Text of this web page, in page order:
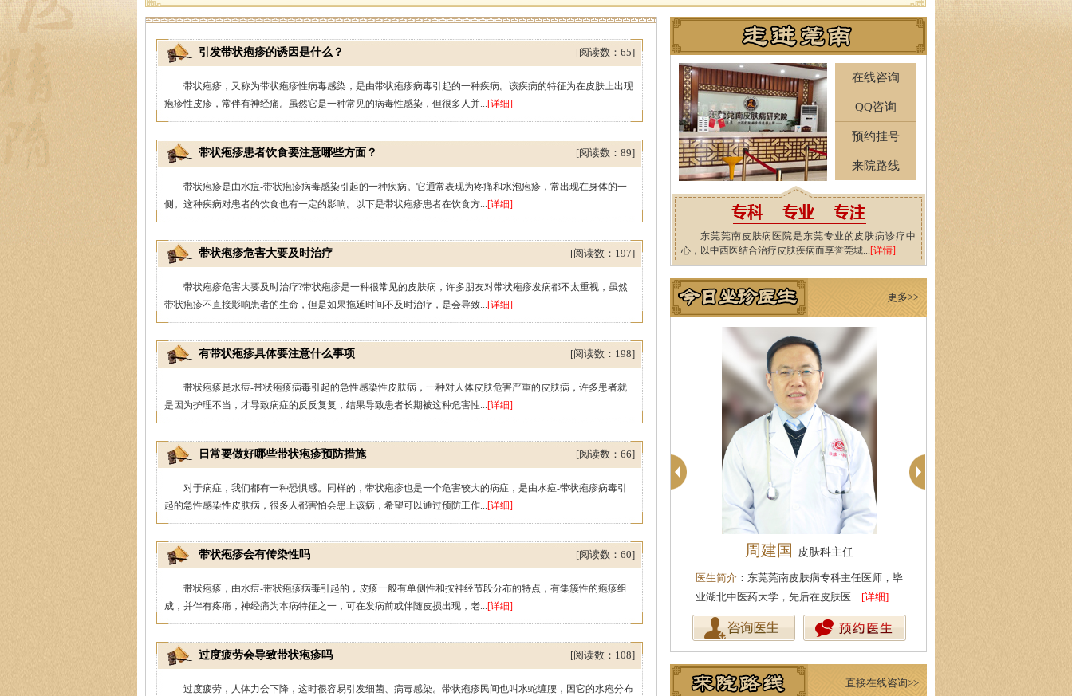
引发带状疱疹的诱因是什么？ [阅读数：65]
带状疱疹，又称为带状疱疹性病毒感染，是由带状疱疹病毒引起的一种疾病。该疾病的特征为在皮肤上出现
疱疹性皮疹，常伴有神经痛。虽然它是一种常见的病毒性感染，但很多人并...[详细]
带状疱疹患者饮食要注意哪些方面？ [阅读数：89]
带状疱疹是由水痘-带状疱疹病毒感染引起的一种疾病。它通常表现为疼痛和水泡疱疹，常出现在身体的一
侧。这种疾病对患者的饮食也有一定的影响。以下是带状疱疹患者在饮食方...[详细]
带状疱疹危害大要及时治疗 [阅读数：197]
带状疱疹危害大要及时治疗?带状疱疹是一种很常见的皮肤病，许多朋友对带状疱疹发病都不太重视，虽然
带状疱疹不直接影响患者的生命，但是如果拖延时间不及时治疗，是会导致...[详细]
有带状疱疹具体要注意什么事项 [阅读数：198]
带状疱疹是水痘-带状疱疹病毒引起的急性感染性皮肤病，一种对人体皮肤危害严重的皮肤病，许多患者就
是因为护理不当，才导致病症的反反复复，结果导致患者长期被这种危害性...[详细]
日常要做好哪些带状疱疹预防措施 [阅读数：66]
对于病症，我们都有一种恐惧感。同样的，带状疱疹也是一个危害较大的病症，是由水痘-带状疱疹病毒引
起的急性感染性皮肤病，很多人都害怕会患上该病，希望可以通过预防工作...[详细]
带状疱疹会有传染性吗 [阅读数：60]
带状疱疹，由水痘-带状疱疹病毒引起的，皮疹一般有单侧性和按神经节段分布的特点，有集簇性的疱疹组
成，并伴有疼痛，神经痛为本病特征之一，可在发病前或伴随皮损出现，老...[详细]
过度疲劳会导致带状疱疹吗 [阅读数：108]
过度疲劳，人体力会下降，这时很容易引发细菌、病毒感染。带状疱疹民间也叫水蛇缠腰，因它的水疱分布
在线咨询
QQ咨询
预约挂号
来院路线
东莞莞南皮肤病医院是东莞专业的皮肤病诊疗中
心，以中西医结合治疗皮肤疾病而享誉莞城...[详情]
更多>>
殷芳
坚持中医理论与实践相结合治疗皮… [详细]
皮肤科主任
：东莞莞南皮肤病专科皮肤科主任，
从事皮肤病临床诊疗工作多年，在…
[详细]
周建国 皮肤科主任
医生简介 ：东莞莞南皮肤病专科主任医师，毕
业湖北中医药大学，先后在皮肤医…[详细]
直接在线咨询>>